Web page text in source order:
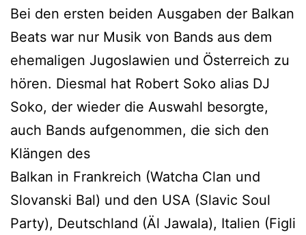
Bei den ersten beiden Ausgaben der Balkan
Beats war nur Musik von Bands aus dem
ehemaligen Jugoslawien und Österreich zu
hören. Diesmal hat Robert Soko alias DJ
Soko, der wieder die Auswahl besorgte,
auch Bands aufgenommen, die sich den
Klängen des
Balkan in Frankreich (Watcha Clan und
Slovanski Bal) und den USA (Slavic Soul
Party), Deutschland (Äl Jawala), Italien (Figli